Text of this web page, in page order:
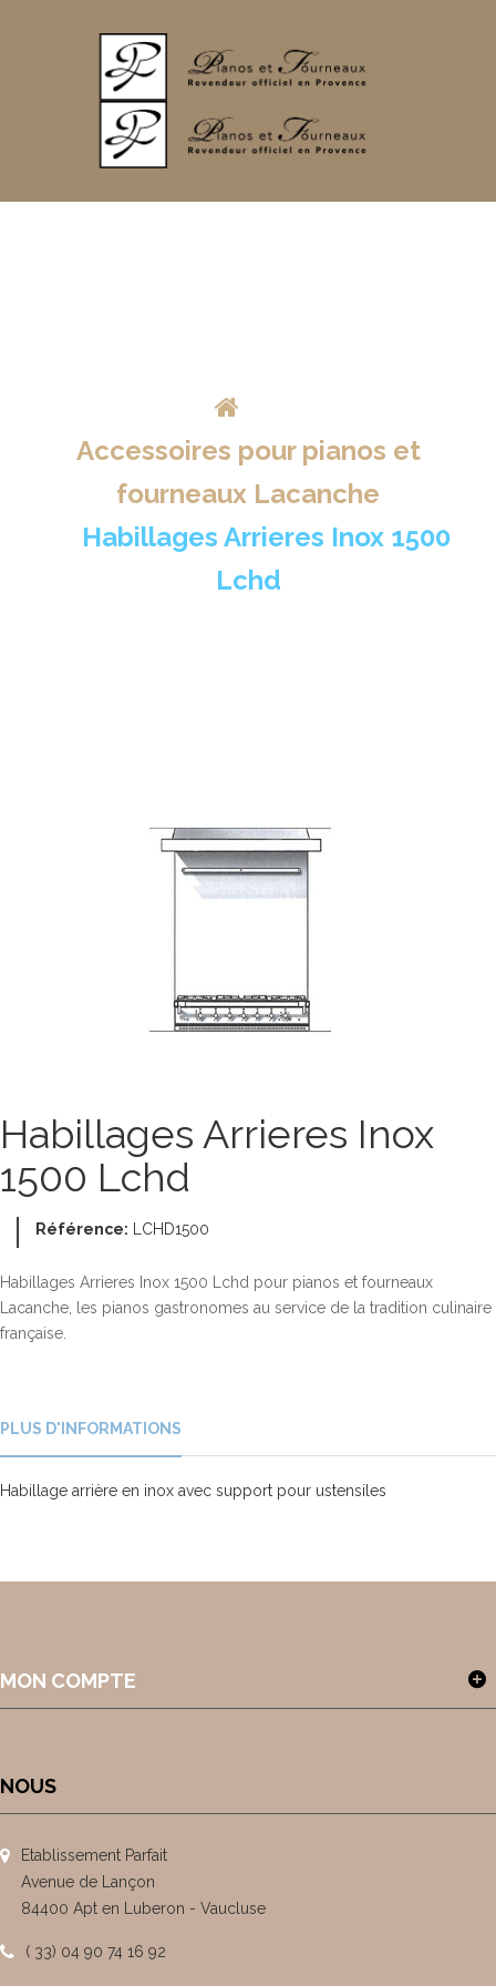
Accessoires pour pianos et
fourneaux Lacanche
Habillages Arrieres Inox 1500
Lchd
Habillages Arrieres Inox
1500 Lchd
Référence: LCHD1500
Habillages Arrieres Inox 1500 Lchd pour pianos et fourneaux
Lacanche, les pianos gastronomes au service de la tradition culinaire
française.
PLUS D'INFORMATIONS
Habillage arrière en inox avec support pour ustensiles
MON COMPTE
NOUS
Etablissement Parfait
Avenue de Lançon
84400 Apt en Luberon - Vaucluse
( 33) 04 90 74 16 92